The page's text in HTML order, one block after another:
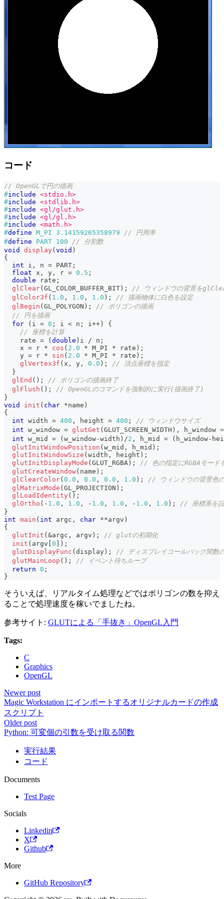
コード
// OpenGLで円の描画
#include <stdio.h>
#include <stdlib.h>
#include <gl/glut.h>
#include <gl/gl.h>
#include <math.h>
#define M_PI 3.14159265358979
// 円周率
#define PART 100
// 分割数
void
display( void )
{
int i , n = PART ;
float x , y , r = 0.5 ;
double rate ;
glClear( GL_COLOR_BUFFER_BIT ) ;
// ウィンドウの背景を
glColor3f ( 1.0 , 1.0 , 1.0 ) ;
// 描画物体に白色を設定
glBegin ( GL_POLYGON ) ;
// ポリゴンの描画
// 円を描画
for
( i = 0 ; i < n ; i++ )
{
// 座標を計算
    rate
= ( double ) i / n ;
    x
= r * cos ( 2.0 * M_PI * rate ) ;
    y
= r * sin ( 2.0 * M_PI * rate ) ;
glVertex3f ( x , y , 0.0 ) ;
// 頂点座標を指定
}
glEnd ( ) ;
// ポリゴンの描画終了
glFlush ( ) ;
// OpenGLのコマンドを強制的に実行(描画終了)
}
void
init ( char *name )
{
int width = 400 , height = 400 ;
// ウィンドウサイズ
int w_window = glutGet ( GLUT_SCREEN_WIDTH ) , h_window =
int w_mid = ( w_window-width ) /2 , h_mid = ( h_window-
glutInitWindowPosition ( w_mid , h_mid ) ;
glutInitWindowSize ( width , height ) ;
glutInitDisplayMode ( GLUT_RGBA ) ;
// 色の指定にRGBAモード
glutCreateWindow( name ) ;
glClearColor( 0.0 , 0.0 , 0.0 , 1.0 ) ;
// ウィンドウの背景色
glMatrixMode ( GL_PROJECTION ) ;
glLoadIdentity( ) ;
glOrtho ( - 1.0 , 1.0 , - 1.0 , 1.0 , - 1.0 , 1.0 ) ;
// 座標系を
}
int main ( int argc , char **argv )
{
glutInit ( &argc , argv ) ;
// glutの初期化
init ( argv 0 ) ;
glutDisplayFunc ( display ) ;
// ディスプレイコールバック関数
glutMainLoop ( ) ;
// イベント待ちループ
return 0 ;
}
そういえば、リアルタイム処理などではポリゴンの数を抑え
ることで処理速度を稼いでましたね。
参考サイト: GLUTによる「手抜き」OpenGL入門
Tags:
C
Graphics
OpenGL
Newer post
Magic Workstation にインポートするオリジナルカードの作成
スクリプト
Older post
Python: 可変個の引数を受け取る関数
実行結果
コード
Documents
Test Page
Socials
Linkedin
X
Github
More
GitHub Repository